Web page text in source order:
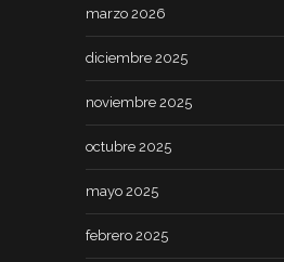
marzo 2026
diciembre 2025
noviembre 2025
octubre 2025
mayo 2025
febrero 2025